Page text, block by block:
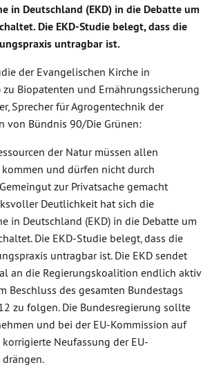
in Deutschland (EKD) in die Debatte um
Die EKD-Studie belegt, dass die
untragbar ist.
der Evangelischen Kirche in
zu Biopatenten und Ernährungssicherung
Sprecher für Agrogentechnik der
von Bündnis 90/Die Grünen:
der Natur müssen allen
und dürfen nicht durch
zur Privatsache gemacht
Deutlichkeit hat sich die
in Deutschland (EKD) in die Debatte um
Die EKD-Studie belegt, dass die
untragbar ist. Die EKD sendet
an die Regierungskoalition endlich aktiv
Beschluss des gesamten Bundestags
zu folgen. Die Bundesregierung sollte
und bei der EU-Kommission auf
Neufassung der EU-